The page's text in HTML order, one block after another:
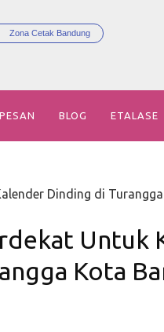
Zona Cetak Bandung
BLOG ETALASE
Dinding di
Untuk
Kota